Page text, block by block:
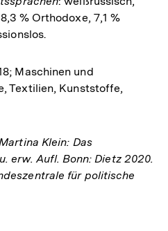
% Orthodoxe, 7,1 %
Maschinen und
Textilien, Kunststoffe,
Klein: Das
erw. Aufl. Bonn: Dietz 2020.
für politische